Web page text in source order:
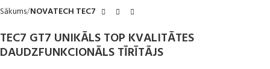
Sākums NOVATECH TEC7
TEC7 GT7 UNIKĀLS TOP KVALITĀTES
DAUDZFUNKCIONĀLS TĪRĪTĀJS